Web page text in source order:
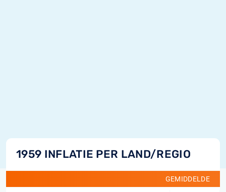
1959 INFLATIE PER LAND/REGIO
GEMIDDELDE